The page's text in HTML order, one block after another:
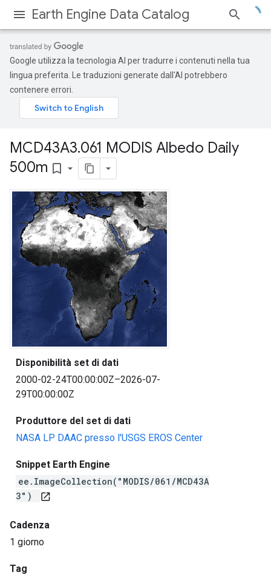
Earth Engine Data Catalog
Google utilizza la tecnologia AI per tradurre i contenuti nella tua
lingua preferita. Le traduzioni generate dall'AI potrebbero
contenere errori.
MCD43A3.061 MODIS Albedo Daily
500m bookmark_border
Disponibilità set di dati
2000-02-24T00:00:00Z–2026-07-
29T00:00:00Z
Produttore del set di dati
NASA LP DAAC presso l'USGS EROS Center
Snippet Earth Engine
ee.ImageCollection("MODIS/061/MCD43A
3")
open_in_new
Cadenza
1 giorno
Tag